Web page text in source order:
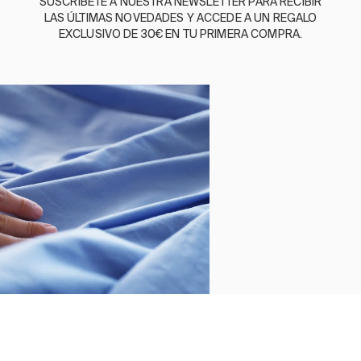
BASSOLS
GUÍA DE CUIDADOS
©2026 BASSOLS
TÉRMINOS Y
CONDICIONES
POLÍTICA DE
PRIVACIDAD
POLÍTICA
DE
COOKIES
SÍGUENOS
SUSCRÍBETE A NUESTRA NEWSLETTER PARA RECIBIR
LAS ÚLTIMAS NOVEDADES Y ACCEDE A UN REGALO
EXCLUSIVO DE 30€ EN TU PRIMERA COMPRA.